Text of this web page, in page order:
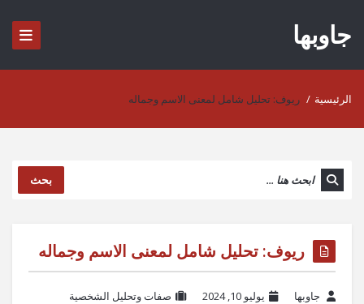
جاوبها
الرئيسية / ريوف: تحليل شامل لمعنى الاسم وجماله
بحث
ريوف: تحليل شامل لمعنى الاسم وجماله
جاوبها يوليو 10, 2024
صفات وتحليل الشخصية